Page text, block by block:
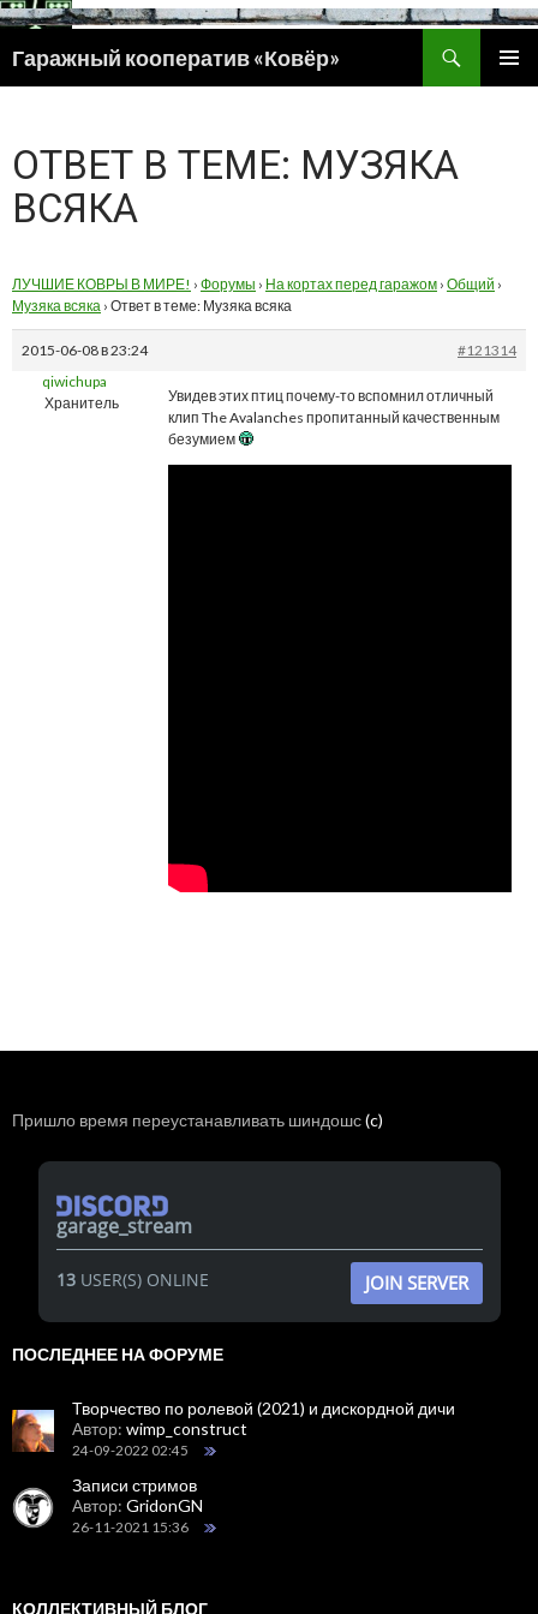
Гаражный кооператив «Ковёр»
ПЕРЕЙТИ
ОТВЕТ В ТЕМЕ: МУЗЯКА
ВСЯКА
ЛУЧШИЕ КОВРЫ В МИРЕ! › Форумы › На кортах перед гаражом › Общий ›
Музяка всяка › Ответ в теме: Музяка всяка
2015-06-08 в 23:24
#121314
qiwichupa
Хранитель
Увидев этих птиц почему-то вспомнил отличный
клип The Avalanches пропитанный качественным
безумием
Пришло время переустанавливать шиндошс(c)
garage_stream
13USER(S) ONLINE JOIN SERVER
ПОСЛЕДНЕЕ НА ФОРУМЕ
Творчество по ролевой (2021) и дискордной дичи
Автор: wimp_construct
24-09-2022 02:45
Записи стримов
Автор: GridonGN
26-11-2021 15:36
КОЛЛЕКТИВНЫЙ БЛОГ